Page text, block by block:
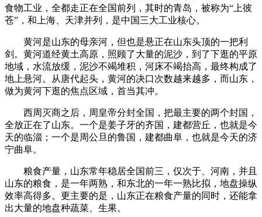
食物工业，全都走正在全国前列，其时的青岛，被称为“上彼
苍”，和上海、天津并列，是中国三大工业核心。
黄河是山东的母亲河，但也是悬正在山东头顶的一把利
剑。黄河道经黄土高原，照顾了大量的泥沙，到了下逛的平原
地域，水流放缓，泥沙不竭堆积，河床不竭抬高，最终构成了
地上悬河。从唐代起头，黄河的决口次数越来越多，而山东，
做为黄河下逛的焦点区域，首当其冲。
西周灭商之后，周皇帝分封全国，把最主要的两个封国，
全放正在了山东。一个是姜子牙的齐国，建都营丘，也就是今
天的临淄；一个是周公旦的鲁国，建都曲阜，也就是今天的济
宁曲阜。
粮食产量，山东常年稳居全国前三，仅次于、河南，并且
山东的粮食，是一年两熟，和东北的一年一熟比拟，地盘操纵
效率高得多。更主要的是，山东正在粮食产量的同时，还能拿
出大量的地盘种蔬菜、生果。